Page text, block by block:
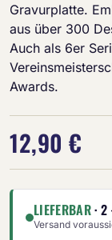
Gravurplatte.
aus über 300
Auch als 6er
Awards.
12,90 €
LIEFERBAR·
Versand